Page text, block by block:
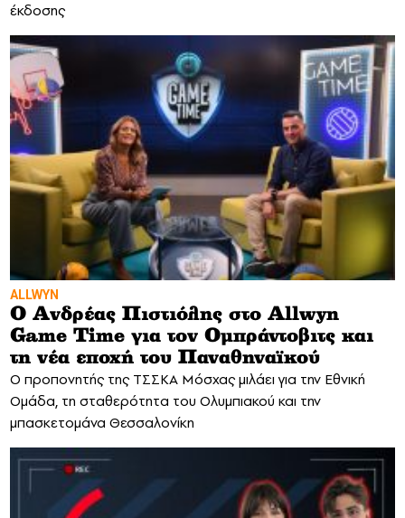
έκδοσης
ALLWYN
Ο Ανδρέας Πιστιόλης στο Allwyn
Game Time για τον Ομπράντοβιτς και
τη νέα εποχή του Παναθηναϊκού
Ο προπονητής της ΤΣΣΚΑ Μόσχας μιλάει για την Εθνική
Ομάδα, τη σταθερότητα του Ολυμπιακού και την
μπασκετομάνα Θεσσαλονίκη